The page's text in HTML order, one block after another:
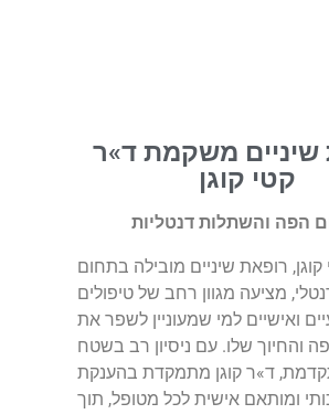
שיניים משקמת ד»ר
קטי קוגן
הפה והשתלות דנטליות
רופאת שיניים מובילה בתחום
מציעה מגוון רחב של טיפולים
ואישיים למי שמעוניין לשפר את
והחיוך שלו. עם ניסיון רב בשטח
ד»ר קוגן מתמקדת בהענקת
ומותאם אישית לכל מטופל, תוך